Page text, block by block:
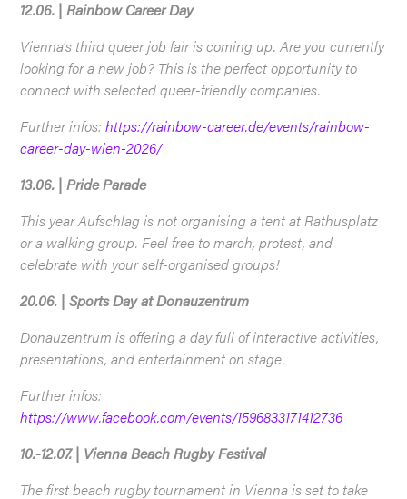
12.06. | Rainbow Career Day
Vienna's third queer job fair is coming up. Are you currently
looking for a new job? This is the perfect opportunity to
connect with selected queer-friendly companies.
Further infos:https://rainbow-career.de/events/rainbow-
career-day-wien-2026/
13.06. | Pride Parade
This year Aufschlag is not organising a tent at Rathusplatz
or a walking group. Feel free to march, protest, and
celebrate with your self-organised groups!
20.06. | Sports Day at Donauzentrum
Donauzentrum is offering a day full of interactive activities,
presentations, and entertainment on stage.
Further infos:
https://www.facebook.com/events/1596833171412736
10.-12.07. | Vienna Beach Rugby Festival
The first beach rugby tournament in Vienna is set to take